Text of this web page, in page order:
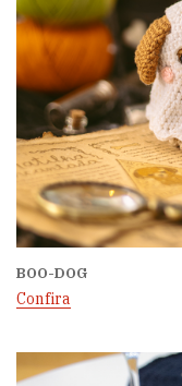
BOO-DOG
Confira